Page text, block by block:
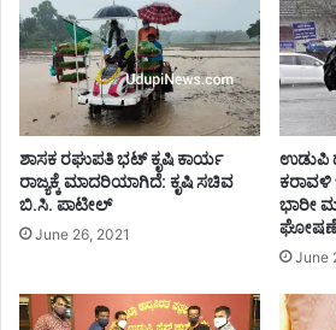
ಶಾಸಕ ರಘುಪತಿ‌ ಭಟ್ ಕೃಷಿ ಕಾರ್ಯ
ರಾಜ್ಯಕ್ಕೆ ಮಾದರಿಯಾಗಿದೆ: ಕೃಷಿ ಸಚಿವ
ಬಿ.ಸಿ. ಪಾಟೀಲ್
June 26, 2021
ಉಡುಪಿ
ಕರಾವಳಿ
ಭಾರೀ
ಘೋಷಣೆ
June